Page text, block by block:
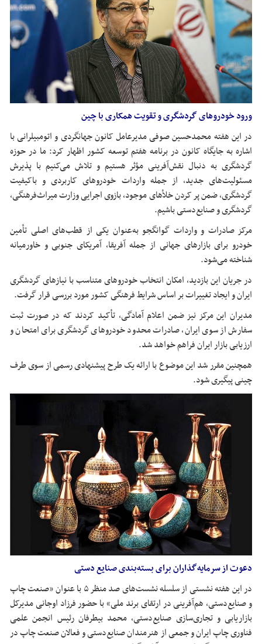
ورود خودروهای گردشگری و تقویت همکاری با چین
در این هفته محمدحسین صوفی مدیرعامل کانون جهانگردی و اتومبیلرانی با
اشاره به جایگاه کانون در برنامه هفتم توسعه کشور اظهار کرد: ما در حوزه
گردشگری به دنبال نقش‌آفرینی مؤثر هستیم و تلاش می‌کنیم با پذیرش
مسئولیت‌های جدید، از جمله واردات خودروهای کاربردی و باکیفیت
گردشگری، ضمن پر کردنخلأهایموجود، بازوی اجرایی وزارت میراث‌فرهنگی،
گردشگری و صنایع‌دستی باشیم.
مرکز صادرات و واردات گوانگجو به‌عنوان یکی از قطب‌های اصلی تأمین
خودرو برای بازارهای جهانی از جمله آفریقا، آمریکای جنوبی و خاورمیانه
شناخته می‌شود.
در جریان این بازدید، امکان انتخاب خودروهای متناسب با نیازهای گردشگری
ایران و ایجاد تغییرات بر اساس شرایط فرهنگی کشور مورد بررسی قرار گرفت.
مدیران این مرکز نیز ضمن اعلام آمادگی، تأکید کردند که در صورت ثبت
سفارش از سوی ایران، صادرات محدود خودروهای گردشگری برای امتحان و
ارزیابی بازار ایران فراهم خواهد شد.
همچنین مقرر شد این موضوع با ارائه یک طرح پیشنهادی رسمی از سوی طرف
چینی پیگیری شود.
دعوت از سرمایه‌گذاران برای بسته‌بندی صنایع دستی
در این هفته نشستی از سلسله نشست‌های صد منظر ۵ با عنوان «صنعت چاپ
و صنایع‌دستی، هم‌آفرینی در ارتقای برند ملی» با حضور فرزاد اوجانی مدیرکل
بازاریابی و تجاری‌سازی صنایع‌دستی، محمد بیطرفان رئیس انجمن علمی
فناوری چاپ ایران و جمعی از هنرمندان صنایع‌دستی و فعالان صنعت چاپ در